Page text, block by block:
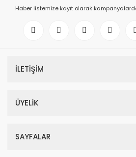
Haber listemize kayıt olarak
İLETİŞİM
ÜYELİK
SAYFALAR